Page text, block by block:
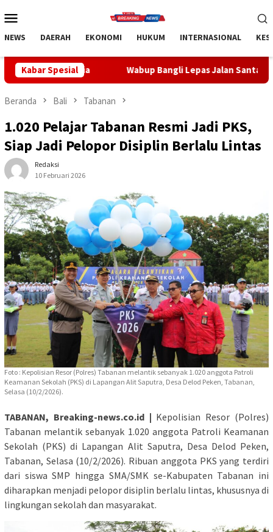
ke
Mobile
NEWS DAERAH EKONOMI HUKUM INTERNASIONAL
Kabar Spesial
Wabup Bangli Lepas Jalan Santai, Awali Rangkaian
Beranda Bali Tabanan
1.020 Pelajar Tabanan Resmi Jadi PKS,
Siap Jadi Pelopor Disiplin Berlalu Lintas
Redaksi
10 Februari 2026
Foto : Kepolisian Resor (Polres) Tabanan melantik sebanyak 1.020 anggota Patroli
Keamanan Sekolah (PKS) di Lapangan Alit Saputra, Desa Delod Peken, Tabanan,
Selasa (10/2/2026).
TABANAN, Breaking-news.co.id | Kepolisian Resor (Polres)
Tabanan melantik sebanyak 1.020 anggota Patroli Keamanan
Sekolah (PKS) di Lapangan Alit Saputra, Desa Delod Peken,
Tabanan, Selasa (10/2/2026). Ribuan anggota PKS yang terdiri
dari siswa SMP hingga SMA/SMK se-Kabupaten Tabanan ini
diharapkan menjadi pelopor disiplin berlalu lintas, khususnya di
lingkungan sekolah dan masyarakat.